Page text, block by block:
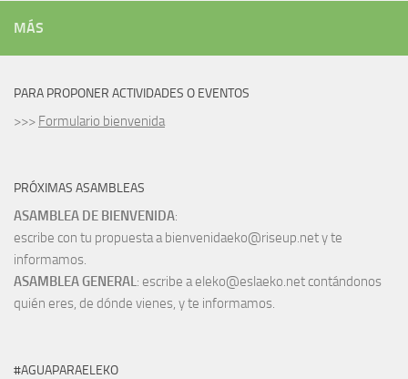
MÁS
PARA PROPONER ACTIVIDADES O EVENTOS
>>> Formulario bienvenida
PRÓXIMAS ASAMBLEAS
ASAMBLEA DE BIENVENIDA:
escribe con tu propuesta a bienvenidaeko@riseup.net y te
informamos.
ASAMBLEA GENERAL : escribe a eleko@eslaeko.net contándonos
quién eres, de dónde vienes, y te informamos.
#AGUAPARAELEKO